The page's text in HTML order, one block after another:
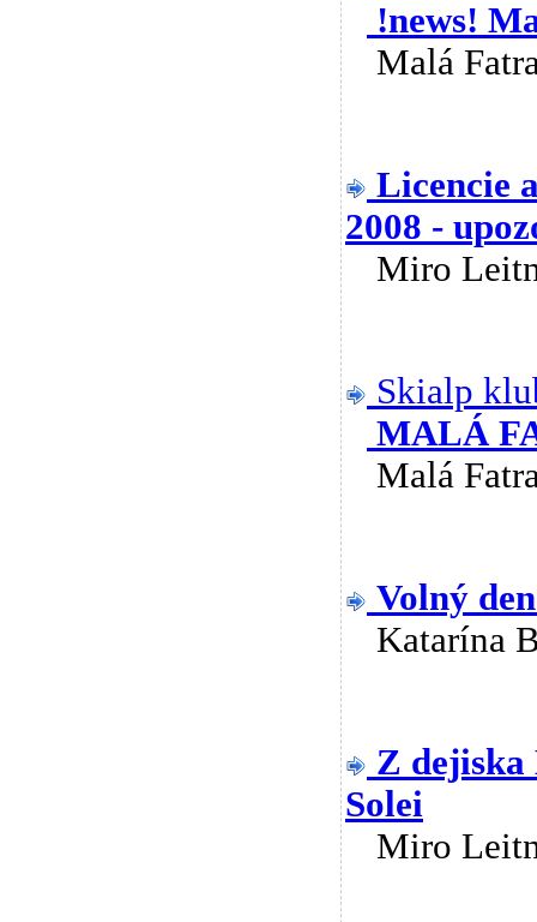
!news!
Malá
Licencie
2008 -
Miro
Skialp
MALÁ
Malá
Volný
Katarína
Z dejiska
Solei
Miro